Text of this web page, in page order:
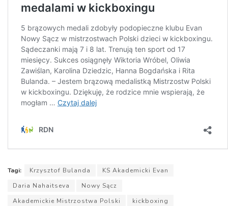
Tagi: Krzysztof Bulanda
KS Akademicki Evan
Daria Nahaitseva
Nowy Sącz
Akademickie Mistrzostwa Polski
kickboxing